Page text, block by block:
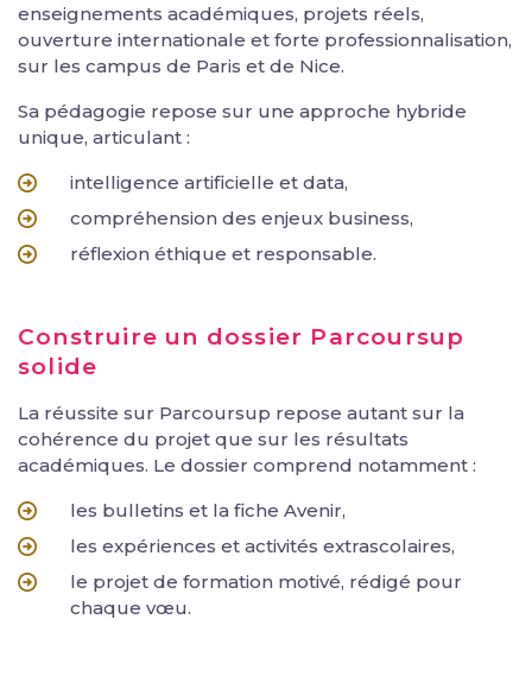
enseignements académiques, projets réels,
ouverture internationale et forte professionnalisation,
sur les campus de Paris et de Nice.
Sa pédagogie repose sur une approche hybride
unique, articulant :
intelligence artificielle et data,
compréhension des enjeux business,
réflexion éthique et responsable.
Construire un dossier Parcoursup
solide
La réussite sur Parcoursup repose autant sur la
cohérence du projet que sur les résultats
académiques. Le dossier comprend notamment :
les bulletins et la fiche Avenir,
les expériences et activités extrascolaires,
le projet de formation motivé, rédigé pour
chaque vœu.